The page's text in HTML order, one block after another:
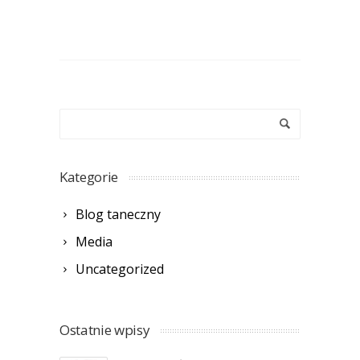
Kategorie
Blog taneczny
Media
Uncategorized
Ostatnie wpisy